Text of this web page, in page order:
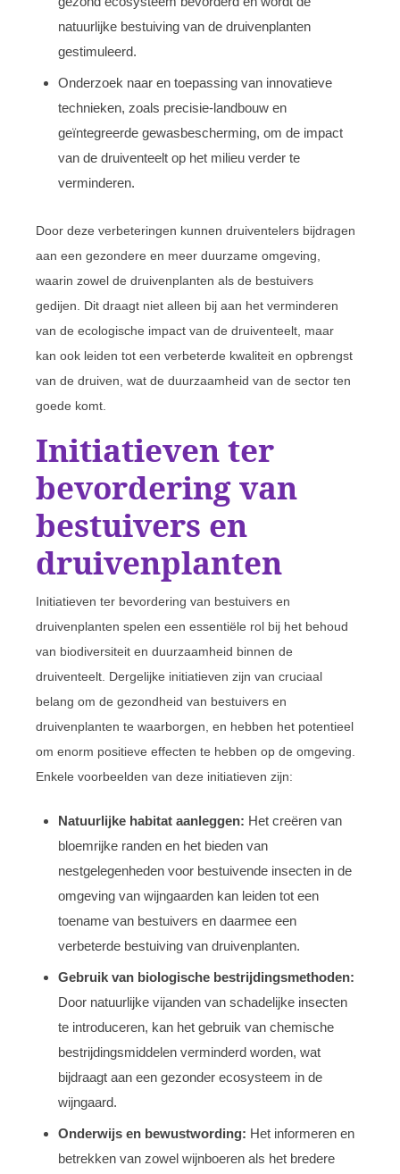
natuurlijke bestuiving van de druivenplanten
gestimuleerd.
Onderzoek naar en toepassing van innovatieve
technieken, zoals precisie-landbouw en
geïntegreerde gewasbescherming, om de impact
van de druiventeelt op het milieu verder te
verminderen.
Door deze verbeteringen kunnen druiventelers bijdragen
aan een gezondere en meer duurzame omgeving,
waarin zowel de druivenplanten als de bestuivers
gedijen. Dit draagt niet alleen bij aan het verminderen
van de ecologische impact van de druiventeelt, maar
kan ook leiden tot een verbeterde kwaliteit en opbrengst
van de druiven, wat de duurzaamheid van de sector ten
goede komt.
Initiatieven ter
bevordering van
bestuivers en
druivenplanten
Initiatieven ter bevordering van bestuivers en
druivenplanten spelen een essentiële rol bij het behoud
van biodiversiteit en duurzaamheid binnen de
druiventeelt. Dergelijke initiatieven zijn van cruciaal
belang om de gezondheid van bestuivers en
druivenplanten te waarborgen, en hebben het potentieel
om enorm positieve effecten te hebben op de omgeving.
Enkele voorbeelden van deze initiatieven zijn:
Natuurlijke habitat aanleggen: Het creëren van
bloemrijke randen en het bieden van
nestgelegenheden voor bestuivende insecten in de
omgeving van wijngaarden kan leiden tot een
toename van bestuivers en daarmee een
verbeterde bestuiving van druivenplanten.
Gebruik van biologische bestrijdingsmethoden:
Door natuurlijke vijanden van schadelijke insecten
te introduceren, kan het gebruik van chemische
bestrijdingsmiddelen verminderd worden, wat
bijdraagt aan een gezonder ecosysteem in de
wijngaard.
Onderwijs en bewustwording: Het informeren en
betrekken van zowel wijnboeren als het bredere